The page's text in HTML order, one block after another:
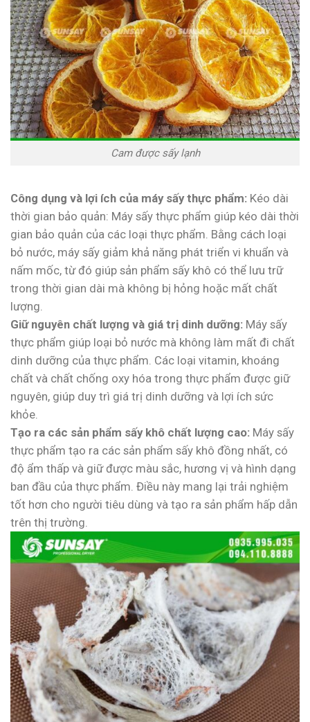
Cam được sấy lạnh
Công dụng và lợi ích của máy sấy thực phẩm: Kéo dài
thời gian bảo quản: Máy sấy thực phẩm giúp kéo dài thời
gian bảo quản của các loại thực phẩm. Bằng cách loại
bỏ nước, máy sấy giảm khả năng phát triển vi khuẩn và
nấm mốc, từ đó giúp sản phẩm sấy khô có thể lưu trữ
trong thời gian dài mà không bị hỏng hoặc mất chất
lượng.
Giữ nguyên chất lượng và giá trị dinh dưỡng: Máy sấy
thực phẩm giúp loại bỏ nước mà không làm mất đi chất
dinh dưỡng của thực phẩm. Các loại vitamin, khoáng
chất và chất chống oxy hóa trong thực phẩm được giữ
nguyên, giúp duy trì giá trị dinh dưỡng và lợi ích sức
khỏe.
Tạo ra các sản phẩm sấy khô chất lượng cao: Máy sấy
thực phẩm tạo ra các sản phẩm sấy khô đồng nhất, có
độ ẩm thấp và giữ được màu sắc, hương vị và hình dạng
ban đầu của thực phẩm. Điều này mang lại trải nghiệm
tốt hơn cho người tiêu dùng và tạo ra sản phẩm hấp dẫn
trên thị trường.